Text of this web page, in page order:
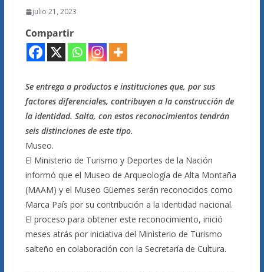
julio 21, 2023
Compartir
Se entrega a productos e instituciones que, por sus
factores diferenciales, contribuyen a la construcción de
la identidad. Salta, con estos reconocimientos tendrán
seis distinciones de este tipo.
Museo.
El Ministerio de Turismo y Deportes de la Nación
informó que el Museo de Arqueología de Alta Montaña
(MAAM) y el Museo Güemes serán reconocidos como
Marca País por su contribución a la identidad nacional.
El proceso para obtener este reconocimiento, inició
meses atrás por iniciativa del Ministerio de Turismo
salteño en colaboración con la Secretaría de Cultura.